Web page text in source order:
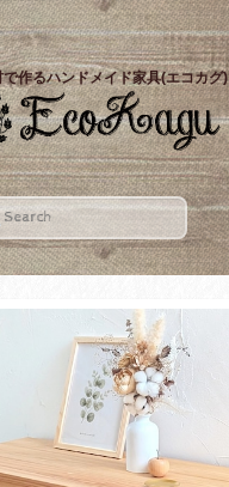
作るハンドメイド家具(エコカグ)